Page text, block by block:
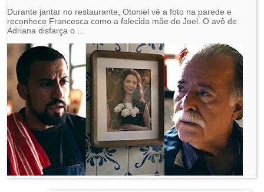
Durante jantar no restaurante, Otoniel vê a foto na parede e
reconhece Francesca como a falecida mãe de Joel. O avô de
Adriana disfarça o ...